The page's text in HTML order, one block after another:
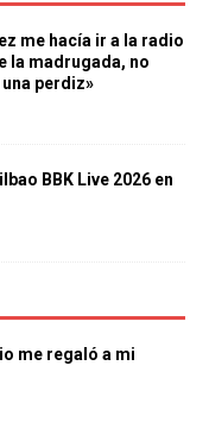
me hacía ir a la radio
la madrugada, no
perdiz»
BBK Live 2026 en
me regaló a mi